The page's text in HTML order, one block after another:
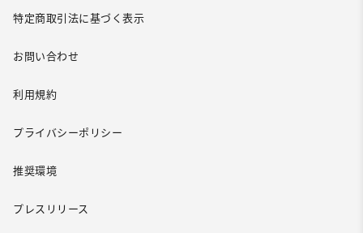
特定商取引法に基づく表示
お問い合わせ
利用規約
プライバシーポリシー
推奨環境
プレスリリース